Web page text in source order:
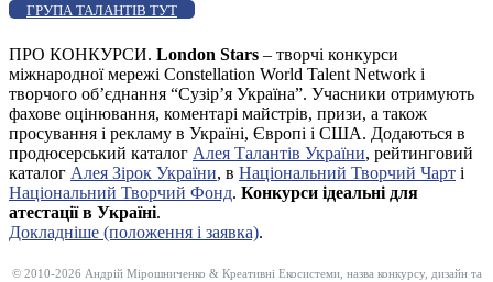
ГРУПА ТАЛАНТІВ ТУТ
ПРО КОНКУРСИ. London Stars – творчі конкурси
міжнародної мережі Constellation World Talent Network і
творчого об’єднання “Сузір’я Україна”. Учасники отримують
фахове оцінювання, коментарі майстрів, призи, а також
просування і рекламу в Україні, Європі і США. Додаються в
продюсерський каталог Алея Талантів України, рейтинговий
каталог Алея Зірок України, в Національний Творчий Чарт і
Національний Творчий Фонд. Конкурси ідеальні для
атестації в Україні.
Докладніше (положення і заявка).
© 2010-2026 Андрій Мірошниченко & Креативні Екосистеми, назва конкурсу, дизайн та